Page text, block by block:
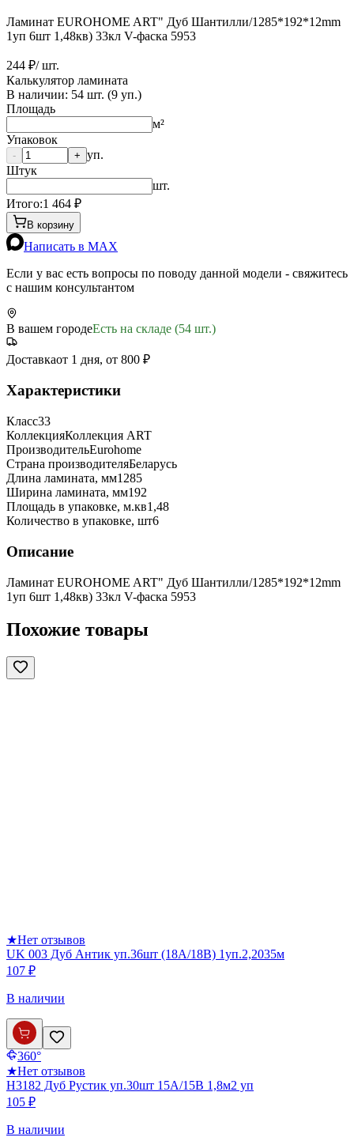
Ламинат EUROHOME ART" Дуб Шантилли/1285*192*12mm
1уп 6шт 1,48кв) 33кл V-фаска 5953
244 ₽/ шт.
Калькулятор ламината
В наличии: 54 шт. (9 уп.)
Площадь
м²
Упаковок
- + уп.
Штук
шт.
Итого:1 464 ₽
В корзину
Написать в MAX
Если у вас есть вопросы по поводу данной модели - свяжитесь
с нашим консультантом
В вашем городеЕсть на складе (54 шт.)
Доставкаот 1 дня, от 800 ₽
Характеристики
Класс33
КоллекцияКоллекция ART
ПроизводительEurohome
Страна производителяБеларусь
Длина ламината, мм1285
Ширина ламината, мм192
Площадь в упаковке, м.кв1,48
Количество в упаковке, шт6
Описание
Ламинат EUROHOME ART" Дуб Шантилли/1285*192*12mm
1уп 6шт 1,48кв) 33кл V-фаска 5953
Похожие товары
★Нет отзывов
UK 003 Дуб Антик уп.36шт (18А/18В) 1уп.2,2035м
107 ₽
В наличии
360°
★Нет отзывов
Н3182 Дуб Рустик уп.30шт 15А/15В 1,8м2 уп
105 ₽
В наличии